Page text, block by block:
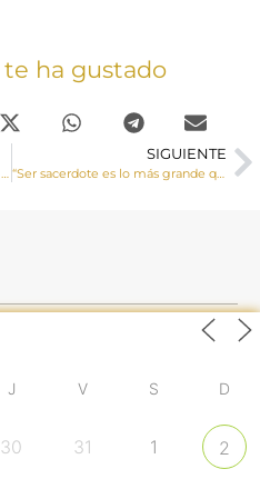
ha gustado
SIGUIENTE
“Ser sacerdote es lo más grande que puede haber en la tierra”
J V S D
30 31 1 2